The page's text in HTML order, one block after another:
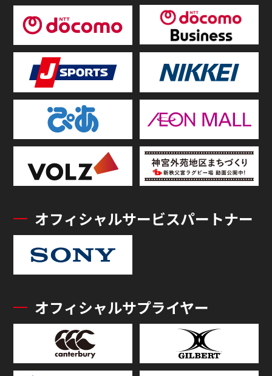
オフィシャルサービスパートナー
オフィシャルサプライヤー